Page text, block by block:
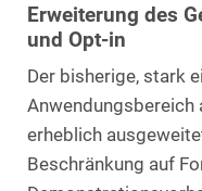
Erweiterung des
und Opt-in
Der bisherige, stark
Anwendungsbereich
erheblich
Beschränkung auf